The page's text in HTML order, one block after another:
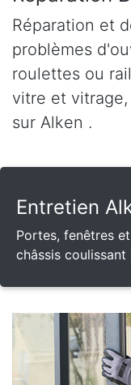
Réparation et
problèmes
roulettes ou
vitre et
sur Alken .
Entretien
Portes, fenêtres
châssis